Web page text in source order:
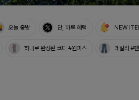
오늘 출발 단, 하루 혜택 NEW
하나로 완성된 코디 #원피스 데일리 #